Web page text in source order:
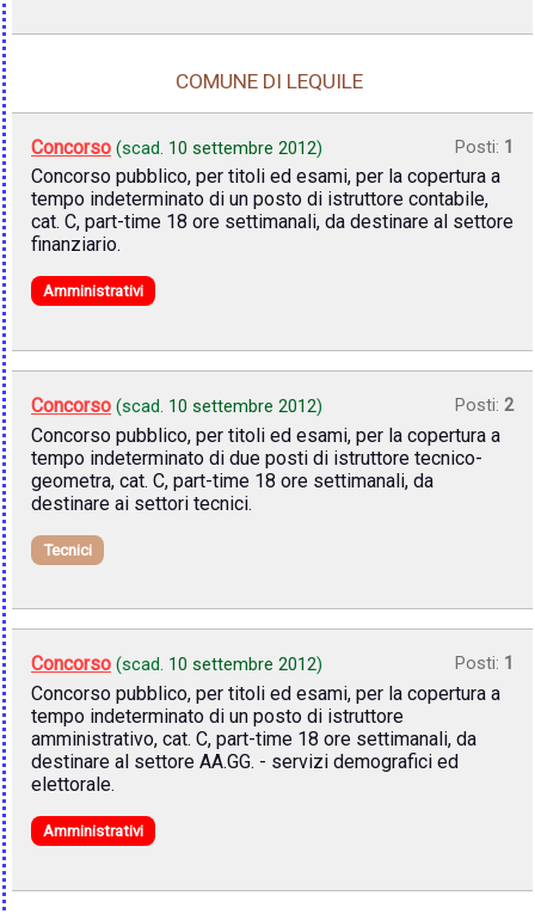
COMUNE DI LEQUILE
Concorso (scad. 10 settembre 2012) Posti: 1
Concorso pubblico, per titoli ed esami, per la copertura a
tempo indeterminato di un posto di istruttore contabile,
cat. C, part-time 18 ore settimanali, da destinare al settore
finanziario.
Amministrativi
Concorso (scad. 10 settembre 2012) Posti: 2
Concorso pubblico, per titoli ed esami, per la copertura a
tempo indeterminato di due posti di istruttore tecnico-
geometra, cat. C, part-time 18 ore settimanali, da
destinare ai settori tecnici.
Tecnici
Concorso (scad. 10 settembre 2012) Posti: 1
Concorso pubblico, per titoli ed esami, per la copertura a
tempo indeterminato di un posto di istruttore
amministrativo, cat. C, part-time 18 ore settimanali, da
destinare al settore AA.GG. - servizi demografici ed
elettorale.
Amministrativi